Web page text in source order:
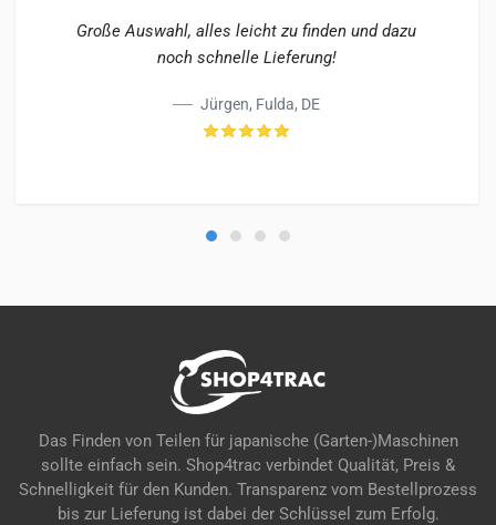
werdenGroße Auswahl, alles leicht zu finden und dazu
noch schnelle Lieferung!
Jürgen, Fulda, DE
Das Finden von Teilen für japanische (Garten-)Maschinen
sollte einfach sein. Shop4trac verbindet Qualität, Preis &
Schnelligkeit für den Kunden. Transparenz vom Bestellprozess
bis zur Lieferung ist dabei der Schlüssel zum Erfolg.